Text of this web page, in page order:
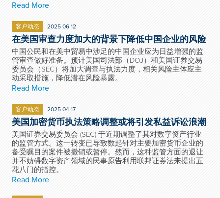
Read More
客户动态 2025 06 12
在美国审查力度加大的背景下降低中国企业的风险
中国公民和在美中贸易中涉足的中国企业应为日益增强的监
管审查做好准备。预计美国司法部（DOJ）和美国证券交易
委员会（SEC）将加大调查与执法力度，相关风险主体应主
动采取措施，降低潜在风险暴露。
Read More
客户动态 2025 04 17
美国加密货币执法策略调整或将引发私益诉讼浪潮
美国证券交易委员会 (SEC) 于近期调整了其对数字资产行业
的监管方式。这一转变已导致数起针对主要加密货币企业的
备受瞩目的案件被撤销或暂停。然而，这种监管方面的退让
并不妨碍数字资产领域的民事原告利用联邦证券法来提出五
花八门的指控。
Read More